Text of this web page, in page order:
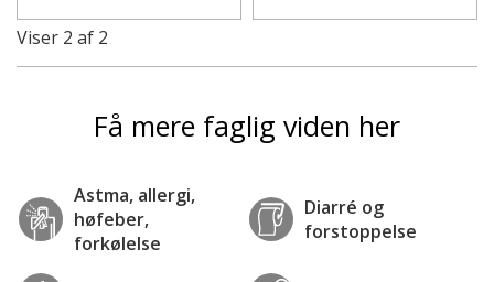
Viser 2 af 2
Få mere faglig viden her
Astma, allergi,
høfeber,
forkølelse
Diarré og
forstoppelse